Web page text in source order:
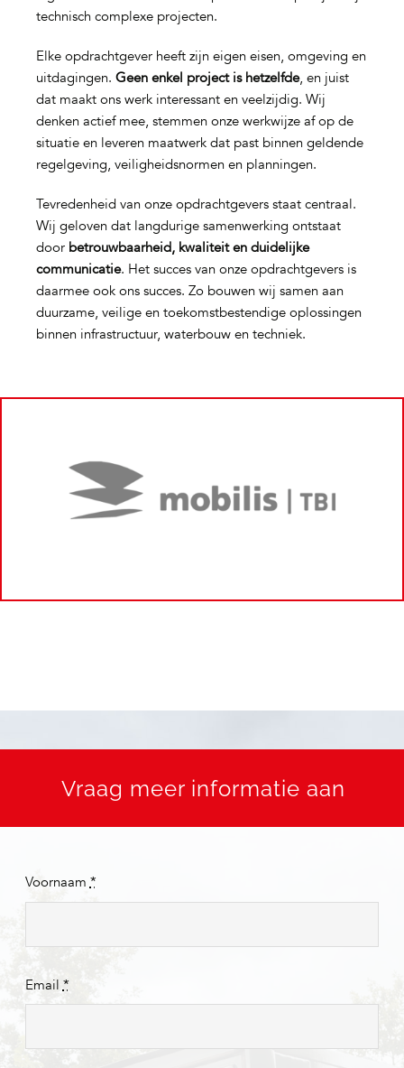
technisch complexe projecten.
Elke opdrachtgever heeft zijn eigen eisen, omgeving en
uitdagingen. Geen enkel project is hetzelfde, en juist
dat maakt ons werk interessant en veelzijdig. Wij
denken actief mee, stemmen onze werkwijze af op de
situatie en leveren maatwerk dat past binnen geldende
regelgeving, veiligheidsnormen en planningen.
Tevredenheid van onze opdrachtgevers staat centraal.
Wij geloven dat langdurige samenwerking ontstaat
door betrouwbaarheid, kwaliteit en duidelijke
communicatie. Het succes van onze opdrachtgevers is
daarmee ook ons succes. Zo bouwen wij samen aan
duurzame, veilige en toekomstbestendige oplossingen
binnen infrastructuur, waterbouw en techniek.
Vraag meer informatie aan
Voornaam *
Email *